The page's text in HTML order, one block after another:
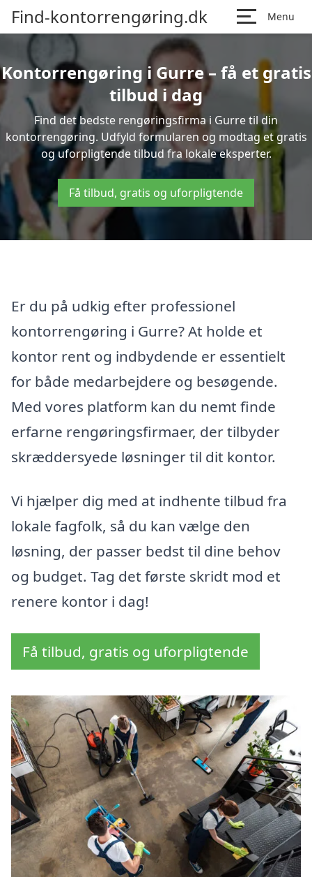
Find-kontorrengøring.dk Menu
Kontorrengøring i Gurre – få et gratis
tilbud i dag
Find det bedste rengøringsfirma i Gurre til din
kontorrengøring. Udfyld formularen og modtag et gratis
og uforpligtende tilbud fra lokale eksperter.
Få tilbud, gratis og uforpligtende
Er du på udkig efter professionel
kontorrengøring i Gurre? At holde et
kontor rent og indbydende er essentielt
for både medarbejdere og besøgende.
Med vores platform kan du nemt finde
erfarne rengøringsfirmaer, der tilbyder
skræddersyede løsninger til dit kontor.
Vi hjælper dig med at indhente tilbud fra
lokale fagfolk, så du kan vælge den
løsning, der passer bedst til dine behov
og budget. Tag det første skridt mod et
renere kontor i dag!
Få tilbud, gratis og uforpligtende